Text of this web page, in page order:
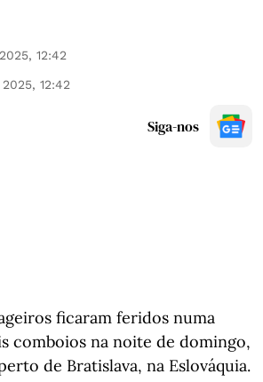
12:42
12:42
Siga-nos
ficaram feridos numa
comboios na noite de domingo,
de Bratislava, na Eslováquia.